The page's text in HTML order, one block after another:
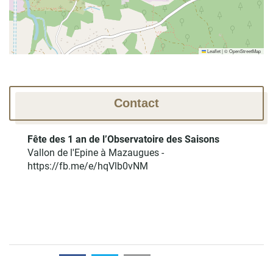
Leaflet|©OpenStreetMap
Contact
Fête des 1 an de l’Observatoire des Saisons
Vallon de l'Epine à Mazaugues -
https://fb.me/e/hqVlb0vNM